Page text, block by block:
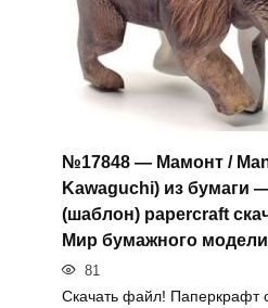
№17848 — Мамонт /
Kawaguchi) из бумаги
(шаблон) papercraft
Мир бумажного
81
Скачать файл! Паперкрафт